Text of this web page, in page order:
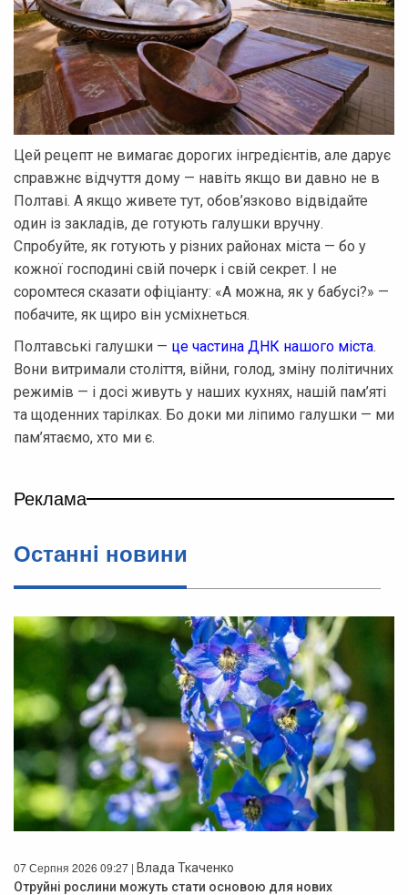
Цей рецепт не вимагає дорогих інгредієнтів, але дарує
справжнє відчуття дому — навіть якщо ви давно не в
Полтаві. А якщо живете тут, обов’язково відвідайте
один із закладів, де готують галушки вручну.
Спробуйте, як готують у різних районах міста — бо у
кожної господині свій почерк і свій секрет. І не
соромтеся сказати офіціанту: «А можна, як у бабусі?» —
побачите, як щиро він усміхнеться.
Полтавські галушки — це частина ДНК нашого міста.
Вони витримали століття, війни, голод, зміну політичних
режимів — і досі живуть у наших кухнях, нашій пам’яті
та щоденних тарілках. Бо доки ми ліпимо галушки — ми
пам’ятаємо, хто ми є.
Реклама
Останнi новини
07 Серпня 2026 09:27 | Влада Ткаченко
Отруйні рослини можуть стати основою для нових